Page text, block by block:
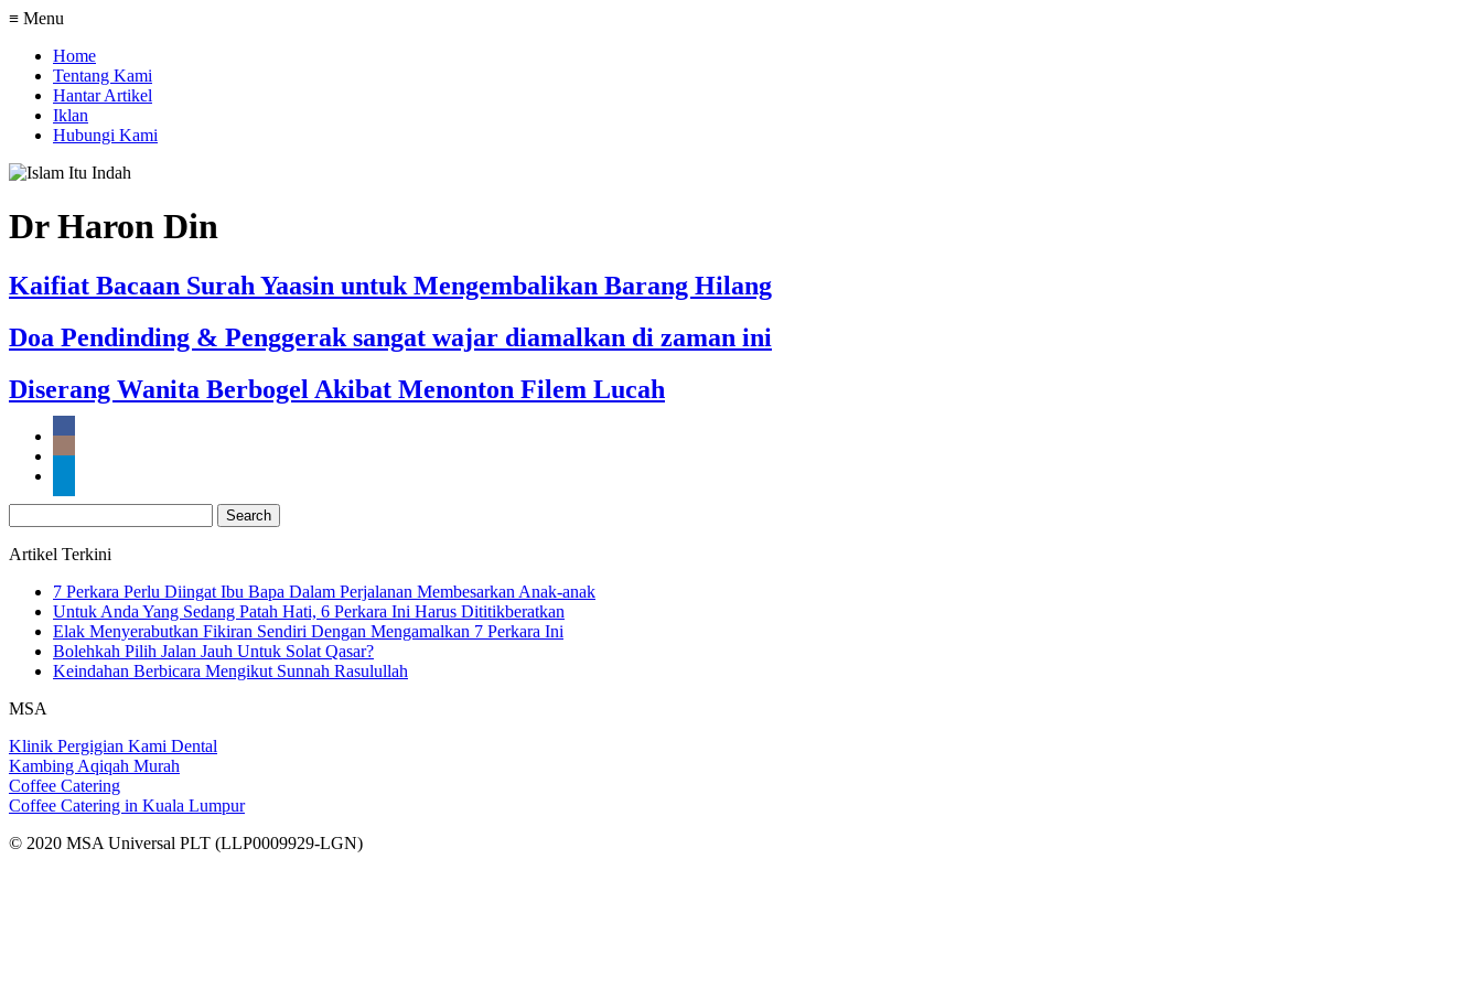
≡ Menu
Home
Tentang Kami
Hantar Artikel
Iklan
Hubungi Kami
Dr Haron Din
Kaifiat Bacaan Surah Yaasin untuk Mengembalikan Barang Hilang
Doa Pendinding & Penggerak sangat wajar diamalkan di zaman ini
Diserang Wanita Berbogel Akibat Menonton Filem Lucah
for:
Artikel Terkini
7 Perkara Perlu Diingat Ibu Bapa Dalam Perjalanan Membesarkan Anak-anak
Untuk Anda Yang Sedang Patah Hati, 6 Perkara Ini Harus Dititikberatkan
Elak Menyerabutkan Fikiran Sendiri Dengan Mengamalkan 7 Perkara Ini
Bolehkah Pilih Jalan Jauh Untuk Solat Qasar?
Keindahan Berbicara Mengikut Sunnah Rasulullah
MSA
Klinik Pergigian Kami Dental
Kambing Aqiqah Murah
Coffee Catering
Coffee Catering in Kuala Lumpur
© 2020 MSA Universal PLT (LLP0009929-LGN)